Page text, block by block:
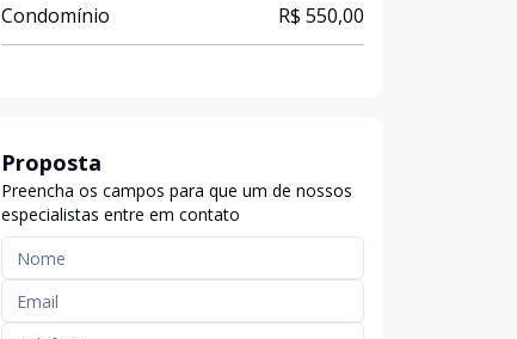
Condomínio R$ 550,00
Proposta
Preencha os campos para que um de nossos
especialistas entre em contato